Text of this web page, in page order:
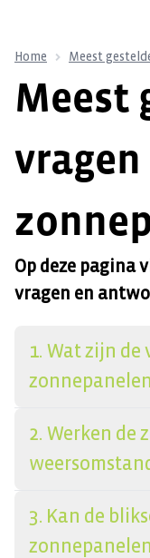
Home Meest
Meest
vragen
Op deze pagina
vragen en
1. Wat zijn de
2. Werken de
3. Kan de